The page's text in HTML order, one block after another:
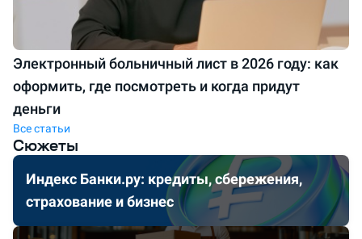
Электронный больничный лист в 2026 году: как
оформить, где посмотреть и когда придут
деньги
Все статьи
Сюжеты
Индекс Банки.ру: кредиты, сбережения,
страхование и бизнес